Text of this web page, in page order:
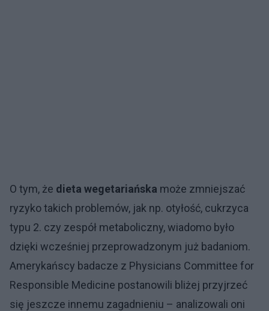
O tym, że dieta wegetariańska może zmniejszać
ryzyko takich problemów, jak np. otyłość, cukrzyca
typu 2. czy zespół metaboliczny, wiadomo było
dzięki wcześniej przeprowadzonym już badaniom.
Amerykańscy badacze z Physicians Committee for
Responsible Medicine postanowili bliżej przyjrzeć
się jeszcze innemu zagadnieniu – analizowali oni